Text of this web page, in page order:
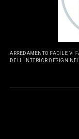
ARREDAMENTO FACILE VI
DELL'INTERIOR DESIGN